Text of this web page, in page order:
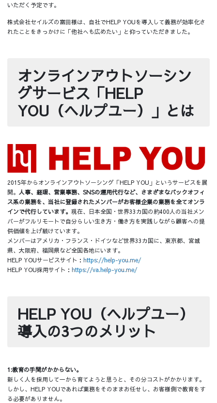
いただく予定です。
株式会社セイルズの富田様は、自社でHELP YOUを導入して義務が効率化さ
れたことをきっかけに「他社へも広めたい」と仰っていただきました。
オンラインアウトソーシン
グサービス「HELP
YOU（ヘルプユー）」とは
2015年からオンラインアウトソーシング「HELP YOU」というサービスを展
開。 人事、経理、営業事務、SNSの運用代行など、さまざまなバックオフィ
ス系の業務を、当社に登録されたメンバーがお客様企業の業務を全てオンラ
インで代行しています。 現在、日本全国・世界33カ国の約400人の当社メン
バーがフルリモートで自分らしい生き方・働き方を実践しながら顧客への提
供価値を上げ続けています。
メンバーはアメリカ・フランス・ドイツなど世界33カ国に、東京都、宮城
県、大阪府、福岡県など全国各地にいます。
HELP YOUサービスサイト： https://help-you.me/
HELP YOU採用サイト： https://va.help-you.me/
HELP YOU（ヘルプユー）
導入の3つのメリット
1:教育の手間がかからない。
新しく人を採用して一から育てようと思うと、その分コストがかかります。
しかし、HELP YOUであれば業務をそのままお任せし、お客様側で教育をす
る必要がありません。